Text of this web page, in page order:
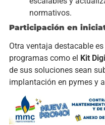
normativos.
Participación en
Otra ventaja destacable
programas como el Kit
de sus soluciones sean
implantación en pymes y